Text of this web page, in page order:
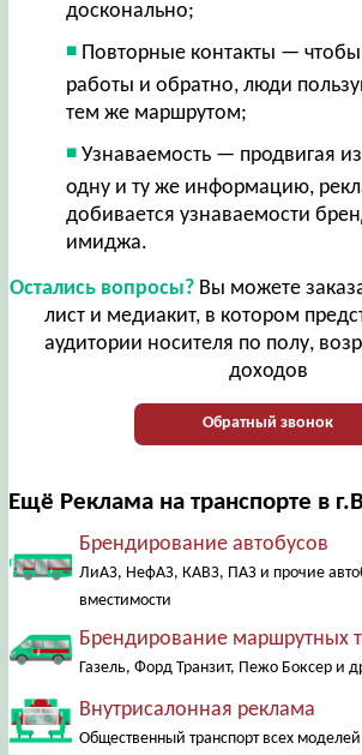
досконально;
Повторные контакты —
работы и обратно, люди
тем же маршрутом;
Узнаваемость — продвигая
одну и ту же информацию,
добивается узнаваемости
имиджа.
Остались вопросы?Вы можете
лист и медиакит, в котором
аудитории носителя по полу,
доходов
Обратный звонок
Ещё Реклама на транспорте в
Брендирование автобусов
ЛиАЗ, НефАЗ, КАВЗ, ПАЗ и прочие
вместимости
Брендирование маршрутных
Газель, Форд Транзит, Пежо Боксер и
Внутрисалонная реклама
Общественный транспорт всех